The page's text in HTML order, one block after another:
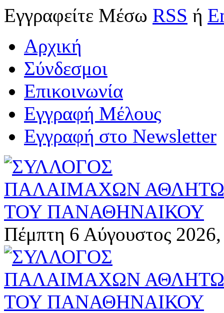
Εγγραφείτε Μέσω RSS ή
Αρχική
Σύνδεσμοι
Επικοινωνία
Εγγραφή Μέλους
Εγγραφή στο Newsletter
Πέμπτη 6 Αύγουστος